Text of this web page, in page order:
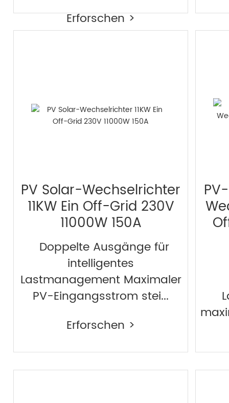
Erforschen >
PV Solar-Wechselrichter
11KW Ein Off-Grid 230V
11000W 150A
Doppelte Ausgänge für
intelligentes
Lastmanagement Maximaler
PV-Eingangsstrom stei...
Erforschen >